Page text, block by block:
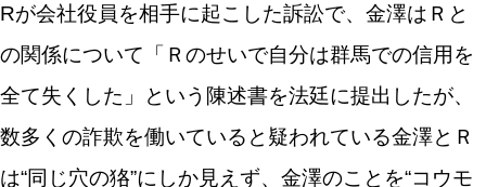
Rが会社役員を相手に起こした訴訟で、金澤はＲと
の関係について「Ｒのせいで自分は群馬での信用を
全て失くした」という陳述書を法廷に提出したが、
数多くの詐欺を働いていると疑われている金澤とＲ
は“同じ穴の狢”にしか見えず、金澤のことを“コウモ